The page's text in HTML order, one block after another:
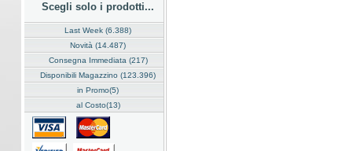
Scegli solo i prodotti...
Last Week (6.388)
Novità (14.487)
Consegna Immediata (217)
Disponibili Magazzino (123.396)
in Promo(5)
al Costo(13)